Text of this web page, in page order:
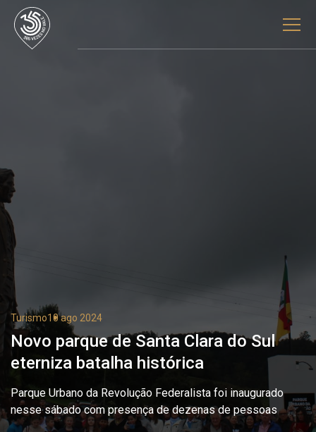
Turismo10 ago 2024
Novo parque de Santa Clara do Sul
eterniza batalha histórica
Parque Urbano da Revolução Federalista foi inaugurado
nesse sábado com presença de dezenas de pessoas